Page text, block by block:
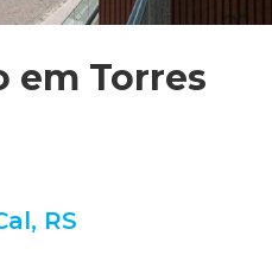
em Torres
, RS